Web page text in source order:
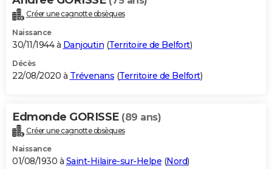
Créer une cagnotte obsèques
Naissance
30/11/1944 à Danjoutin (Territoire de Belfort)
Décès
22/08/2020 à Trévenans (Territoire de Belfort)
Edmonde GORISSE (89 ans)
Créer une cagnotte obsèques
Naissance
01/08/1930 à Saint-Hilaire-sur-Helpe (Nord)